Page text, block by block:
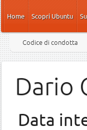
Salta al contenuto principale
Home
Scopri Ubuntu
Codice di condotta
Dario
Data